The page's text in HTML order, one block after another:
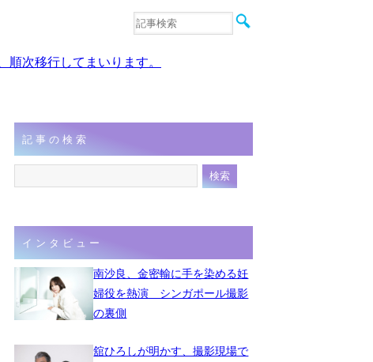
音楽
次移行してまいります。
記事の検索
インタビュー
南沙良、金密輸に手を染める妊
婦役を熱演 シンガポール撮影
の裏側
舘ひろしが明かす、撮影現場で